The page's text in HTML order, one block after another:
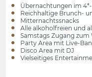
Übernachtungen im
Reichhaltige Brunch-
Mitternachtssnacks
Alle alkoholfreien und
Samstags Zugang zum
Party Area mit Live-
Disco Area mit DJ
Vielseitiges